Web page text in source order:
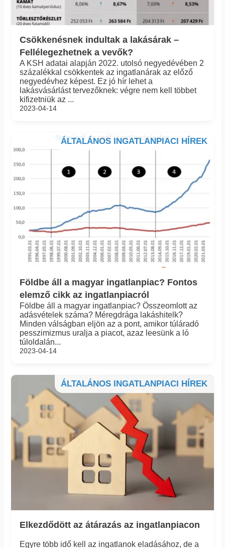
Csökkenésnek indultak a lakásárak –
Fellélegezhetnek a vevők?
A KSH adatai alapján 2022. utolsó negyedévében 2
százalékkal csökkentek az ingatlanárak az előző
negyedévhez képest. Ez jó hír lehet a
lakásvásárlást tervezőknek: végre nem kell többet
kifizetniük az ...
2023-04-14
ÁLTALÁNOS INGATLANPIACI HÍREK
Földbe áll a magyar ingatlanpiac? Fontos
elemző cikk az ingatlanpiacról
Földbe áll a magyar ingatlanpiac? Összeomlott az
adásvételek száma? Méregdrága lakáshitelk?
Minden válságban eljön az a pont, amikor túláradó
pesszimizmus uralja a piacot, azaz leesünk a ló
túloldalán...
2023-04-14
ÁLTALÁNOS INGATLANPIACI HÍREK
Elkezdődött az átárazás az ingatlanpiacon
Egyre több idő kell az ingatlanok eladásához, de a